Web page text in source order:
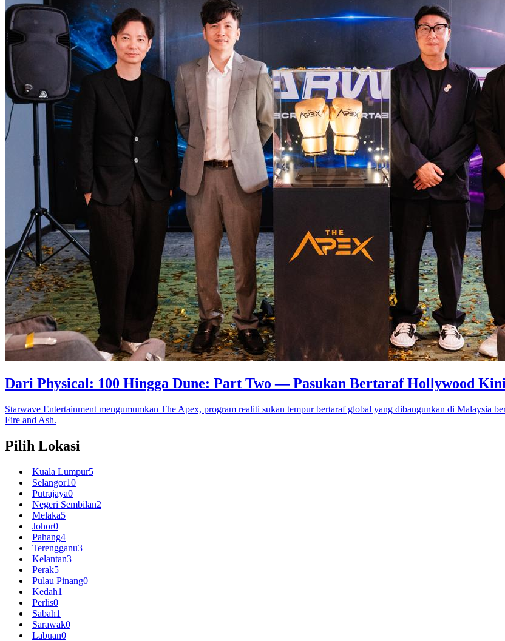
Dari Physical: 100 Hingga Dune: Part Two — Pasukan Bertaraf Hollywood
Starwave Entertainment mengumumkan The Apex, program realiti sukan tempur bertaraf global yang dibangunkan di Malaysia
Fire and Ash.
Pilih Lokasi
Kuala Lumpur5
Selangor10
Putrajaya0
Negeri Sembilan2
Melaka5
Johor0
Pahang4
Terengganu3
Kelantan3
Perak5
Pulau Pinang0
Kedah1
Perlis0
Sabah1
Sarawak0
Labuan0